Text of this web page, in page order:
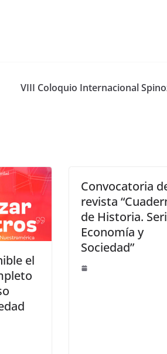
VIII Coloquio Internacional
el
Convocatoria
revista
de Historia.
Economía y
Sociedad”